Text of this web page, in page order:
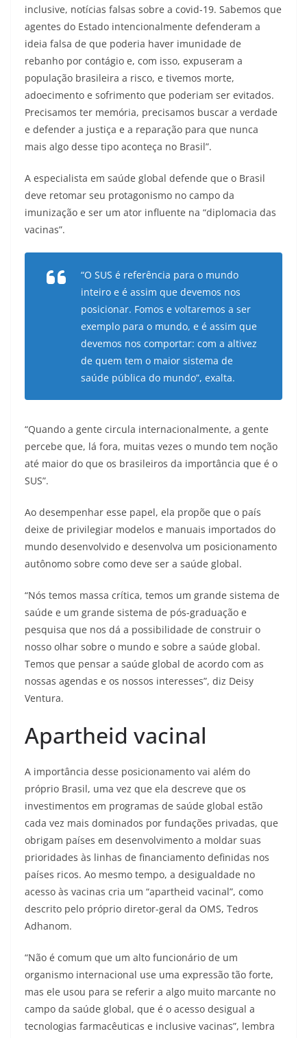
inclusive, notícias falsas sobre a covid-19. Sabemos que
agentes do Estado intencionalmente defenderam a
ideia falsa de que poderia haver imunidade de
rebanho por contágio e, com isso, expuseram a
população brasileira a risco, e tivemos morte,
adoecimento e sofrimento que poderiam ser evitados.
Precisamos ter memória, precisamos buscar a verdade
e defender a justiça e a reparação para que nunca
mais algo desse tipo aconteça no Brasil”.
A especialista em saúde global defende que o Brasil
deve retomar seu protagonismo no campo da
imunização e ser um ator influente na “diplomacia das
vacinas”.
“O SUS é referência para o mundo
inteiro e é assim que devemos nos
posicionar. Fomos e voltaremos a ser
exemplo para o mundo, e é assim que
devemos nos comportar: com a altivez
de quem tem o maior sistema de
saúde pública do mundo”, exalta.
“Quando a gente circula internacionalmente, a gente
percebe que, lá fora, muitas vezes o mundo tem noção
até maior do que os brasileiros da importância que é o
SUS”.
Ao desempenhar esse papel, ela propõe que o país
deixe de privilegiar modelos e manuais importados do
mundo desenvolvido e desenvolva um posicionamento
autônomo sobre como deve ser a saúde global.
“Nós temos massa crítica, temos um grande sistema de
saúde e um grande sistema de pós-graduação e
pesquisa que nos dá a possibilidade de construir o
nosso olhar sobre o mundo e sobre a saúde global.
Temos que pensar a saúde global de acordo com as
nossas agendas e os nossos interesses”, diz Deisy
Ventura.
Apartheid vacinal
A importância desse posicionamento vai além do
próprio Brasil, uma vez que ela descreve que os
investimentos em programas de saúde global estão
cada vez mais dominados por fundações privadas, que
obrigam países em desenvolvimento a moldar suas
prioridades às linhas de financiamento definidas nos
países ricos. Ao mesmo tempo, a desigualdade no
acesso às vacinas cria um “apartheid vacinal”, como
descrito pelo próprio diretor-geral da OMS, Tedros
Adhanom.
“Não é comum que um alto funcionário de um
organismo internacional use uma expressão tão forte,
mas ele usou para se referir a algo muito marcante no
campo da saúde global, que é o acesso desigual a
tecnologias farmacêuticas e inclusive vacinas”, lembra